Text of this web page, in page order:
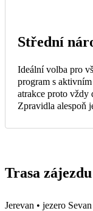
Střední
Ideální volba pro
program s
atrakce proto vždy
Zpravidla alespoň
Trasa zájezdu
Jerevan • jezero